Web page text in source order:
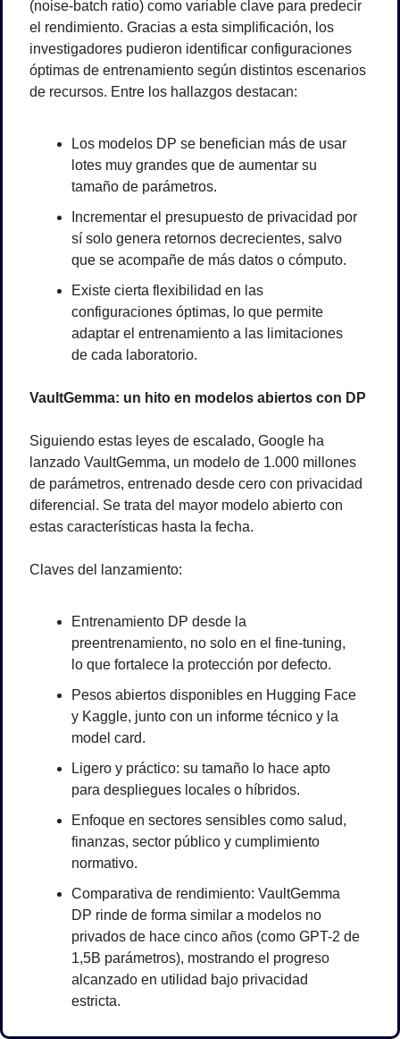
(noise-batch ratio) como variable clave para predecir
el rendimiento. Gracias a esta simplificación, los
investigadores pudieron identificar configuraciones
óptimas de entrenamiento según distintos escenarios
de recursos. Entre los hallazgos destacan:
Los modelos DP se benefician más de usar
lotes muy grandes que de aumentar su
tamaño de parámetros.
Incrementar el presupuesto de privacidad por
sí solo genera retornos decrecientes, salvo
que se acompañe de más datos o cómputo.
Existe cierta flexibilidad en las
configuraciones óptimas, lo que permite
adaptar el entrenamiento a las limitaciones
de cada laboratorio.
VaultGemma: un hito en modelos abiertos con DP
Siguiendo estas leyes de escalado, Google ha
lanzado VaultGemma, un modelo de 1.000 millones
de parámetros, entrenado desde cero con privacidad
diferencial. Se trata del mayor modelo abierto con
estas características hasta la fecha.
Claves del lanzamiento:
Entrenamiento DP desde la
preentrenamiento, no solo en el fine-tuning,
lo que fortalece la protección por defecto.
Pesos abiertos disponibles en Hugging Face
y Kaggle, junto con un informe técnico y la
model card.
Ligero y práctico: su tamaño lo hace apto
para despliegues locales o híbridos.
Enfoque en sectores sensibles como salud,
finanzas, sector público y cumplimiento
normativo.
Comparativa de rendimiento: VaultGemma
DP rinde de forma similar a modelos no
privados de hace cinco años (como GPT-2 de
1,5B parámetros), mostrando el progreso
alcanzado en utilidad bajo privacidad
estricta.